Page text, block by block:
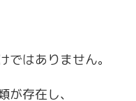
はありません。
存在し、